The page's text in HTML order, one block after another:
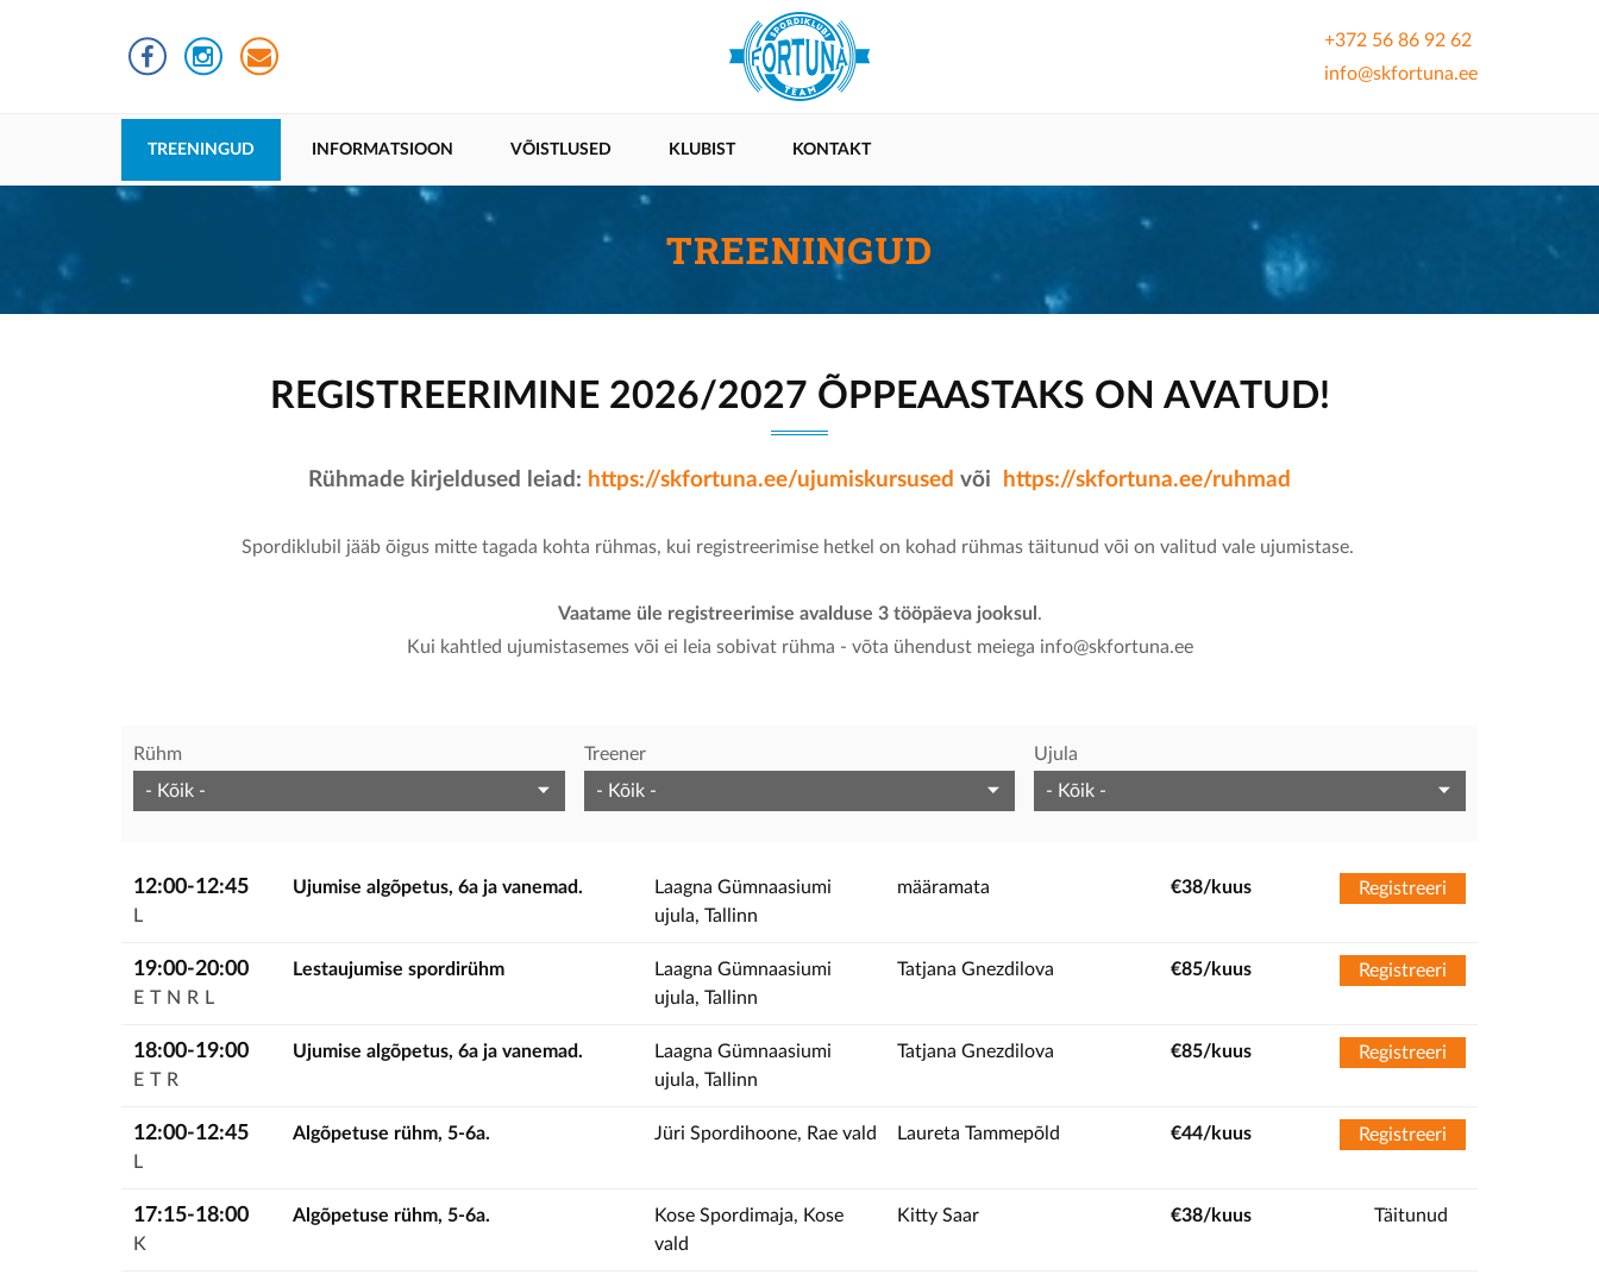
+372 56 86 92 62
info@skfortuna.ee
Põhinavigatsioon
TREENINGUD INFORMATSIOON VÕISTLUSED KLUBIST KONTAKT
TREENINGUD
REGISTREERIMINE 2026/2027 ÕPPEAASTAKS ON AVATUD!
Rühmade kirjeldused leiad: https://skfortuna.ee/ujumiskursused või https://skfortuna.ee/ruhmad
Spordiklubil jääb õigus mitte tagada kohta rühmas, kui registreerimise hetkel on kohad rühmas täitunud või on valitud vale ujumistase.
Vaatame üle registreerimise avalduse 3 tööpäeva jooksul .
Kui kahtled ujumistasemes või ei leia sobivat rühma - võta ühendust meiega info@skfortuna.ee
Rühm Treener Ujula
12:00-12:45
L
Ujumise algõpetus, 6a ja vanemad.
Laagna Gümnaasiumi
ujula, Tallinn
määramata €38/kuus Registreeri
19:00-20:00
E T N R L
Lestaujumise spordirühm
Laagna Gümnaasiumi
ujula, Tallinn
Tatjana Gnezdilova €85/kuus Registreeri
18:00-19:00
E T R
Ujumise algõpetus, 6a ja vanemad.
Laagna Gümnaasiumi
ujula, Tallinn
Tatjana Gnezdilova €85/kuus Registreeri
12:00-12:45
L
Algõpetuse rühm, 5-6a. Jüri Spordihoone, Rae vald Laureta Tammepõld €44/kuus Registreeri
17:15-18:00
K
Algõpetuse rühm, 5-6a.
Kose Spordimaja, Kose
vald
Kitty Saar €38/kuus Täitunud